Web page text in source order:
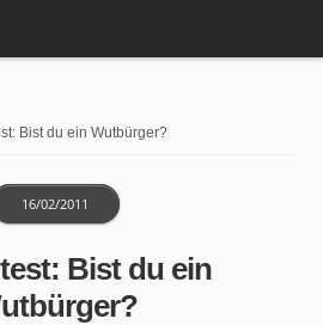
Bist du ein Wutbürger?
Bist du ein
16/02/2011